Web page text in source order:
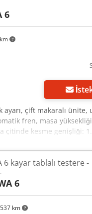
6
çift makaralı ünite,
fren, masa
çitinde kesme genişliği:
bıçağı Ø: 315 mm,
motor: 5,5 hp / 4 kW,
mm, emme nozulları
stok 54634 Bitburg -
-
km
6 kayar tablalı testere -
6